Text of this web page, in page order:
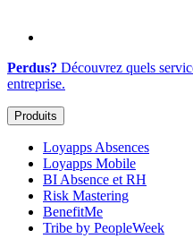
Perdus? Découvrez quels
entreprise.
Produits
Loyapps Absences
Loyapps Mobile
BI Absence et RH
Risk Mastering
BenefitMe
Tribe by PeopleWeek